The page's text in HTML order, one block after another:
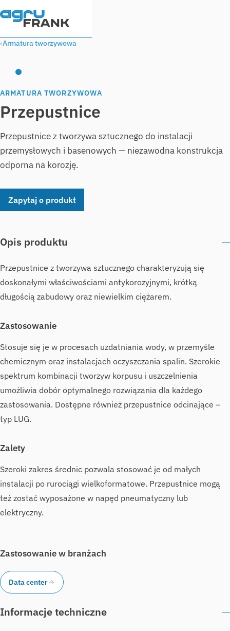
Armatura tworzywowa
ARMATURA TWORZYWOWA
Przepustnice
Przepustnice z tworzywa sztucznego do instalacji
przemysłowych i basenowych — niezawodna konstrukcja
odporna na korozję.
Zapytaj o produkt
Opis produktu
Przepustnice z tworzywa sztucznego charakteryzują się
doskonałymi właściwościami antykorozyjnymi, krótką
długością zabudowy oraz niewielkim ciężarem.
Zastosowanie
Stosuje się je w procesach uzdatniania wody, w przemyśle
chemicznym oraz instalacjach oczyszczania spalin. Szerokie
spektrum kombinacji tworzyw korpusu i uszczelnienia
umożliwia dobór optymalnego rozwiązania dla każdego
zastosowania. Dostępne również przepustnice odcinające –
typ LUG.
Zalety
Szeroki zakres średnic pozwala stosować je od małych
instalacji po rurociągi wielkoformatowe. Przepustnice mogą
też zostać wyposażone w napęd pneumatyczny lub
elektryczny.
Zastosowanie w branżach
Data center
Informacje techniczne